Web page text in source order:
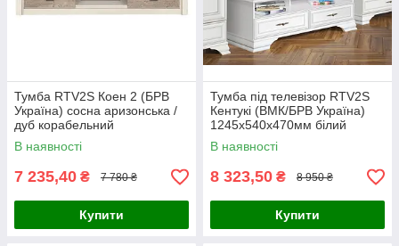
Тумба RTV2S Коен 2 (БРВ
Україна) сосна аризонська /
дуб корабельний
В наявності
7 235,40 ₴ 7 780 ₴
Купити
Тумба під телевізор RTV2S
Кентукі (ВМК/БРВ Україна)
1245х540х470мм білий
альпійський
В наявності
8 323,50 ₴ 8 950 ₴
Купити